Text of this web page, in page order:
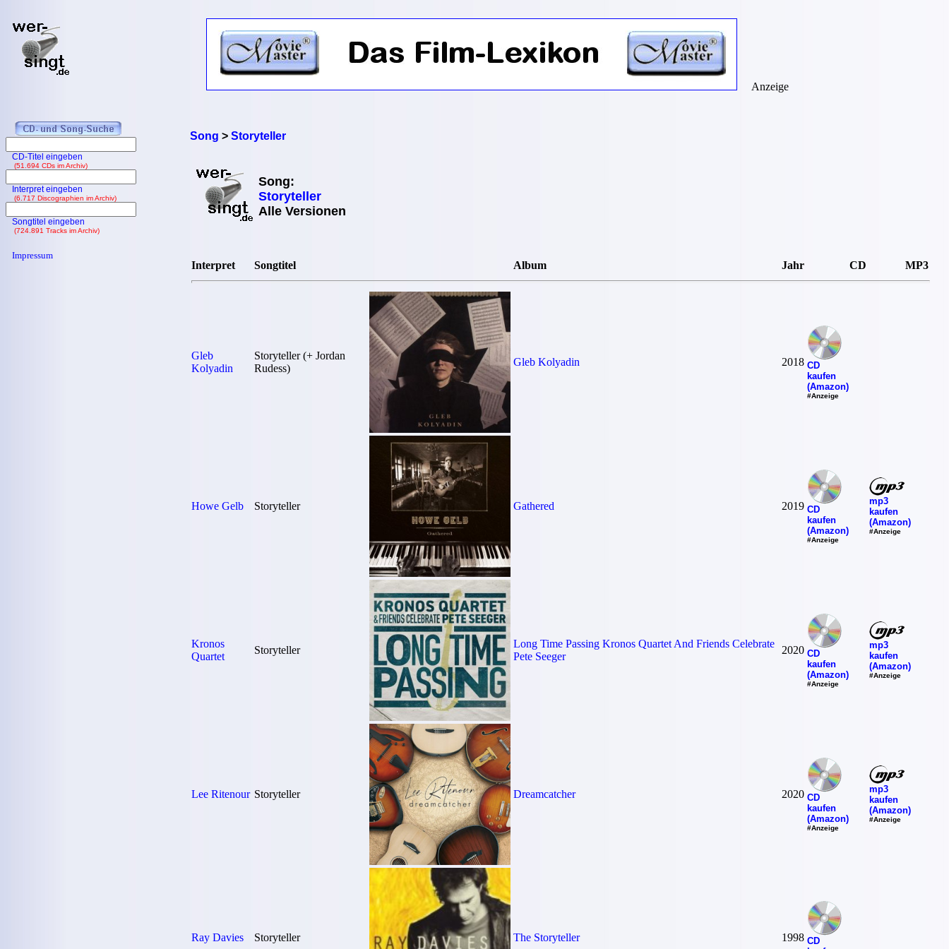
Song > Storyteller
Song:
Storyteller
Alle Versionen
Interpret Songtitel Album Jahr CD MP3
Gleb
Kolyadin
Storyteller (+ Jordan
Rudess)
Gleb Kolyadin 2018 CD
kaufen
(Amazon)
#Anzeige
Howe Gelb Storyteller Gathered 2019 CD
kaufen
(Amazon)
#Anzeige
mp3
kaufen
(Amazon)
#Anzeige
Kronos
Quartet
Storyteller
Long Time Passing Kronos Quartet And Friends Celebrate
Pete Seeger
2020 CD
kaufen
(Amazon)
#Anzeige
mp3
kaufen
(Amazon)
#Anzeige
Lee Ritenour Storyteller Dreamcatcher 2020 CD
kaufen
(Amazon)
#Anzeige
mp3
kaufen
(Amazon)
#Anzeige
Ray Davies Storyteller The Storyteller 1998 CD
Anzeige
CD-Titel eingeben
(51.694 CDs im Archiv)
Interpret eingeben
(6.717 Discographien im Archiv)
Songtitel eingeben
(724.891 Tracks im Archiv)
Impressum